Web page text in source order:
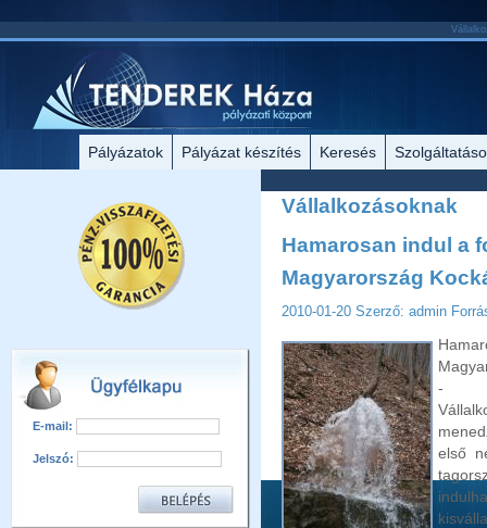
Pályázatok Pályázat készítés Keresés
E-mail:
Jelszó:
Vállalkozásoknak
Hamarosan indul a
Magyarország
2010-01-20 Szerző: admin
-
első